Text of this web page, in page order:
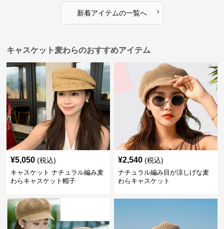
新着アイテムの一覧へ ›
キャスケット麦わらのおすすめアイテム
¥5,050 (税込)
キャスケット ナチュラル編み麦
わらキャスケット帽子
¥2,540 (税込)
ナチュラル編み目が涼しげな麦
わらキャスケット